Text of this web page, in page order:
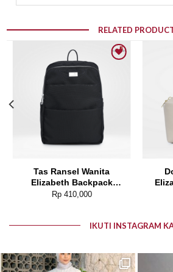
RELATED
Add to wishlist
Tas Ransel Wanita
Elizabeth Backpack
0055-5277
Rp410,000
IKUTI INSTAGRAM